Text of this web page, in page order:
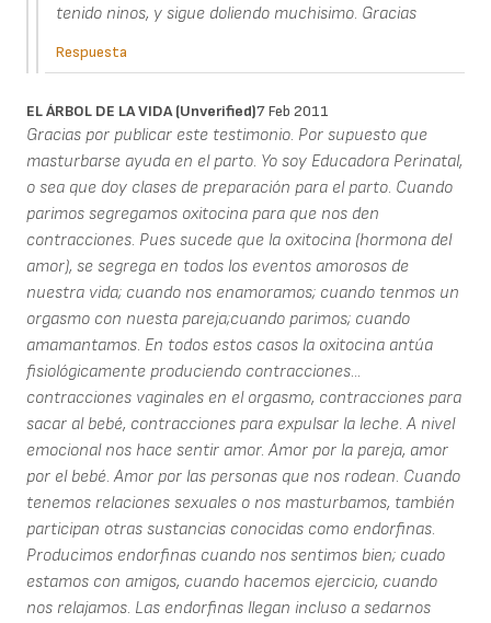
tenido ninos, y sigue doliendo muchisimo. Gracias
Respuesta
EL ÁRBOL DE LA VIDA (unverified)7 Feb 2011
Gracias por publicar este testimonio. Por supuesto que
masturbarse ayuda en el parto. Yo soy Educadora Perinatal,
o sea que doy clases de preparación para el parto. Cuando
parimos segregamos oxitocina para que nos den
contracciones. Pues sucede que la oxitocina (hormona del
amor), se segrega en todos los eventos amorosos de
nuestra vida; cuando nos enamoramos; cuando tenmos un
orgasmo con nuesta pareja;cuando parimos; cuando
amamantamos. En todos estos casos la oxitocina antúa
fisiológicamente produciendo contracciones...
contracciones vaginales en el orgasmo, contracciones para
sacar al bebé, contracciones para expulsar la leche. A nivel
emocional nos hace sentir amor. Amor por la pareja, amor
por el bebé. Amor por las personas que nos rodean. Cuando
tenemos relaciones sexuales o nos masturbamos, también
participan otras sustancias conocidas como endorfinas.
Producimos endorfinas cuando nos sentimos bien; cuado
estamos con amigos, cuando hacemos ejercicio, cuando
nos relajamos. Las endorfinas llegan incluso a sedarnos